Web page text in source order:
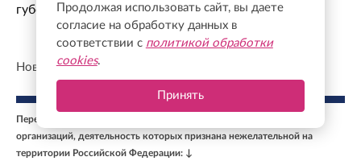
губернатора с Ассоциацией ветеранов СВО
Новости СМИ2
Перечень иностранных и международных неправительственных
организаций, деятельность которых признана нежелательной на
территории Российской Федерации: ↓
Продолжая использовать сайт, вы даете
согласие на обработку данных в
соответствии с политикой обработки
cookies.
Принять